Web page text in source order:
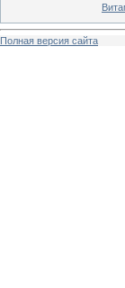
Полная версия сайта